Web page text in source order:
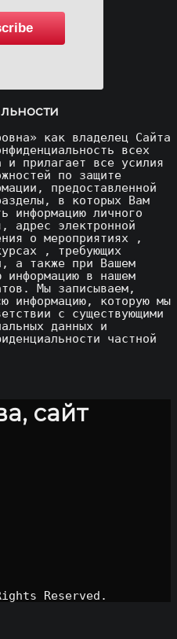
как владелец Сайта
всех
и прилагает все усилия
по защите
предоставленной
в которых Вам
информацию личного
адрес электронной
о мероприятиях ,
, требующих
а также при Вашем
информацию в нашем
Мы записываем,
информацию, которую мы
с существующими
данных и
частной
сайт
Reserved.